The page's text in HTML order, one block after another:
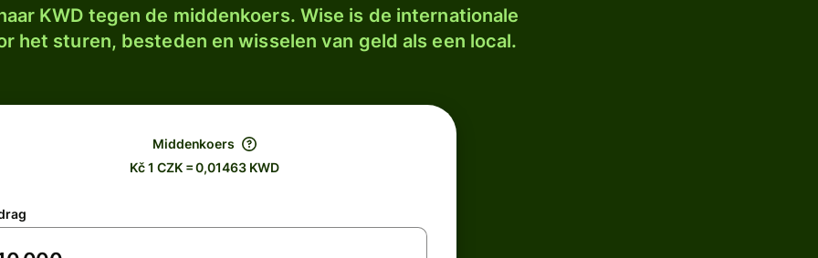
KWD tegen de middenkoers. Wise is de internationale
het sturen, besteden en wisselen van geld als een local.
Middenkoers
Kč 1 CZK = 0,01463 KWD